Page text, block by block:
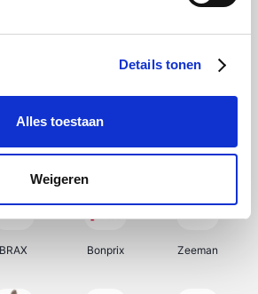
Details tonen
Alles toestaan
Weigeren
Delonghi Tennis Point
BRAX Bonprix Zeeman